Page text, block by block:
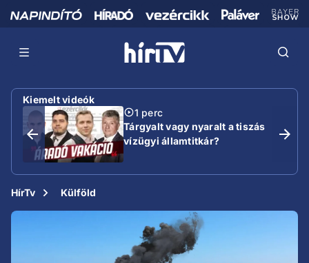
Kiemelt videók
1 perc
Tárgyalt vagy nyaralt a tiszás
vízügyi államtitkár?
HírTv Külföld